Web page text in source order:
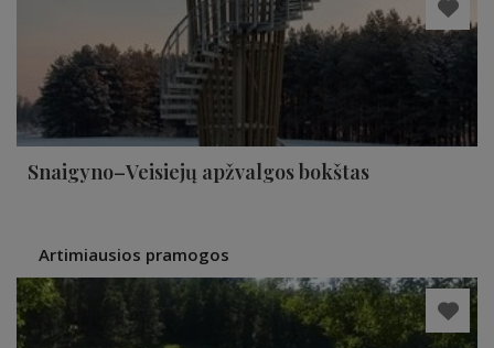
Snaigyno–Veisiejų apžvalgos bokštas
Artimiausios pramogos